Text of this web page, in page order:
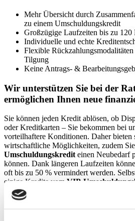
Mehr Übersicht durch
zu einem Umschuldungskredit
Großzügige Laufzeiten bis zu 120
Individuelle und echte
Flexible
Tilgung
Keine Antrags- &
Wir unterstützen Sie bei der
ermöglichen Ihnen neue
Sie können jeden Kredit ablösen, ob
oder Kreditkarten – Sie bekommen bei
vorteilhaftere Konditionen. Daher bieten
wirtschaftliche Möglichkeiten, zudem
Umschuldungskredit einen Neubedarf
können. Dank längeren Laufzeiten
oft bis zu 50 % vermindert werden.
einige Kredite vom VIP-
werden. Jederzeit ist eine Teil- oder
überwiegend ohne